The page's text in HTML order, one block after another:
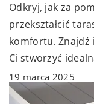
Odkryj, jak za
przekształcić
komfortu. Znajdź
Ci stworzyć
19 marca 2025